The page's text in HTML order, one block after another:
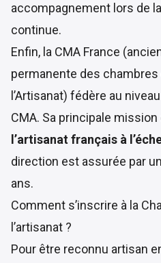
accompagnement lors de
continue.
Enfin, la CMA France
permanente des
l’Artisanat) fédère au
CMA. Sa principale
l’artisanat français à
direction est assurée par
ans.
Comment s’inscrire à la
l’artisanat ?
Pour être reconnu artisan